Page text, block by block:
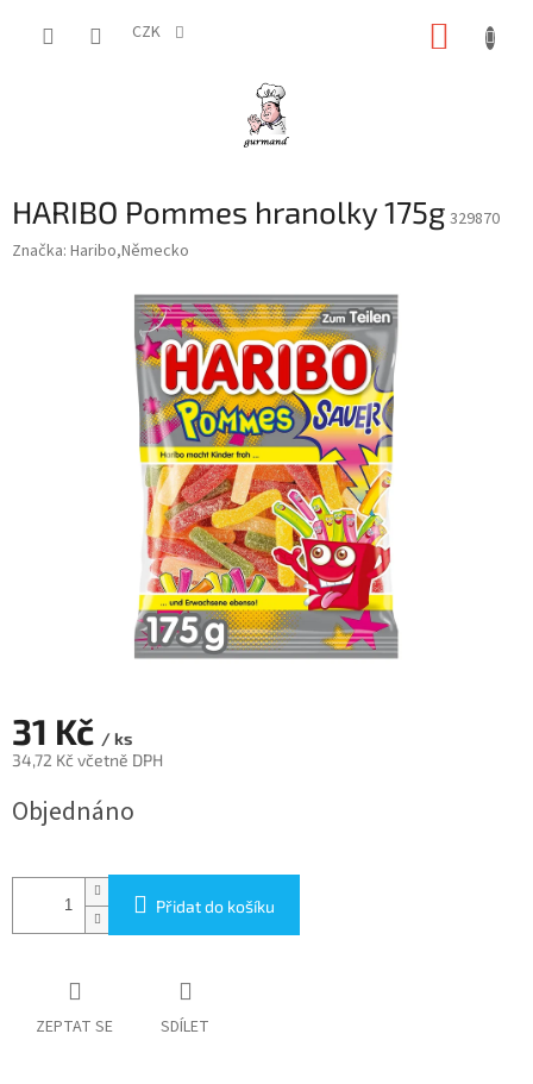
CZK
HARIBO Pommes hranolky 175g 329870
Značka: Haribo,Německo
31 Kč / ks
34,72 Kč včetně DPH
cena:
Objednáno
Přidat do košíku
ZEPTAT SE SDÍLET